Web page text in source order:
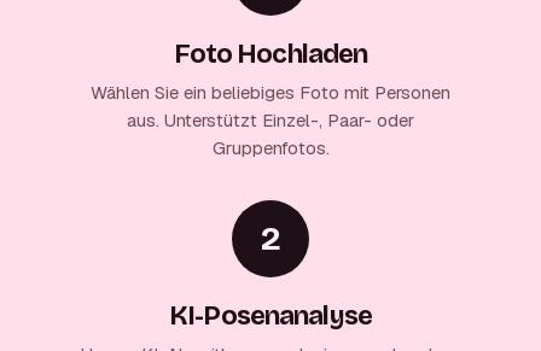
Foto Hochladen
Wählen Sie ein beliebiges Foto mit Personen
aus. Unterstützt Einzel-, Paar- oder
Gruppenfotos.
2
KI-Posenanalyse